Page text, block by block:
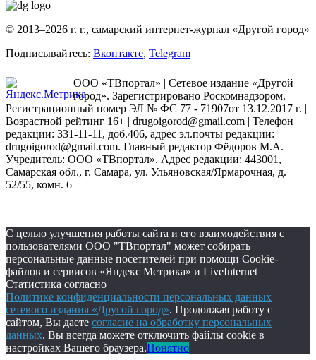
© 2013–2026 г. г., самарский интернет-журнал «Другой город»
Подписывайтесь: Вконтакте, Telegram
ООО «ТВпортал» | Сетевое издание «Другой
город». Зарегистрировано Роскомнадзором.
Регистрационный номер ЭЛ № ФС 77 - 71907от 13.12.2017 г. |
Возрастной рейтинг 16+ | drugoigorod@gmail.com | Телефон
редакции: 331-11-11, доб.406, адрес эл.почты редакции:
drugoigorod@gmail.com. Главный редактор Фёдоров М.А.
Учредитель: ООО «ТВпортал». Адрес редакции: 443001,
Самарская обл., г. Самара, ул. Ульяновская/Ярмарочная, д.
52/55, комн. 6
С целью улучшения работы сайта и его взаимодействия с
пользователями ООО "ТВпортал" может собирать
персональные данные посетителей при помощи Cookie-
файлов и сервисов «Яндекс Метрика» и LiveInternet
Статистика согласно
Политике конфиденциальности персональных данных
сетевого издания «Другой город». Продолжая работу с
сайтом, Вы даете согласие на обработку персональных
данных. Вы всегда можете отключить файлы cookie в
настройках Вашего браузера.Понятно